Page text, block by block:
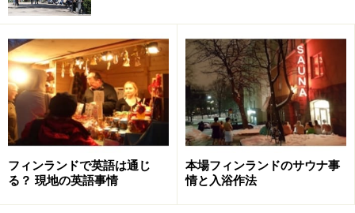
風光明媚な湖畔に建てられているのは、湖を水路とし
て、冬場はその上を歩いて、村人誰もが教会へと通いや
すいようにという当時の配慮から。また十字形の土台を
持った教会本堂の前にそびえる、釣鐘型の屋根が特徴的
な鐘楼は、1820年代にヤーッコの孫であるエルッキ・レ
ッパネンによって増設されました。
フィンランドで英語は通じ
る？ 現地の英語事情
本場フィンランドのサウナ事
情と入浴作法